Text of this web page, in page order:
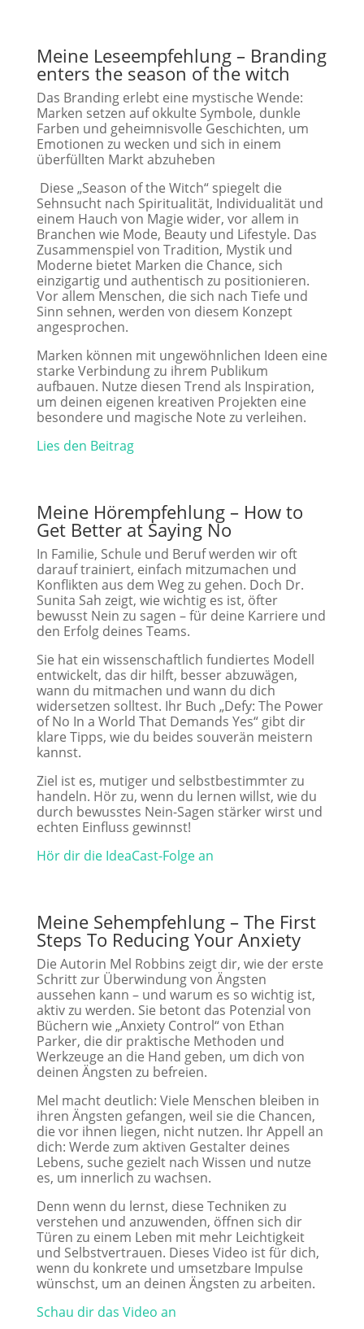
Meine Leseempfehlung – Branding
enters the season of the witch
Das Branding erlebt eine mystische Wende:
Marken setzen auf okkulte Symbole, dunkle
Farben und geheimnisvolle Geschichten, um
Emotionen zu wecken und sich in einem
überfüllten Markt abzuheben
Diese „Season of the Witch“ spiegelt die
Sehnsucht nach Spiritualität, Individualität und
einem Hauch von Magie wider, vor allem in
Branchen wie Mode, Beauty und Lifestyle. Das
Zusammenspiel von Tradition, Mystik und
Moderne bietet Marken die Chance, sich
einzigartig und authentisch zu positionieren.
Vor allem Menschen, die sich nach Tiefe und
Sinn sehnen, werden von diesem Konzept
angesprochen.
Marken können mit ungewöhnlichen Ideen eine
starke Verbindung zu ihrem Publikum
aufbauen. Nutze diesen Trend als Inspiration,
um deinen eigenen kreativen Projekten eine
besondere und magische Note zu verleihen.
Lies den Beitrag
Meine Hörempfehlung – How to
Get Better at Saying No
In Familie, Schule und Beruf werden wir oft
darauf trainiert, einfach mitzumachen und
Konflikten aus dem Weg zu gehen. Doch Dr.
Sunita Sah zeigt, wie wichtig es ist, öfter
bewusst Nein zu sagen – für deine Karriere und
den Erfolg deines Teams.
Sie hat ein wissenschaftlich fundiertes Modell
entwickelt, das dir hilft, besser abzuwägen,
wann du mitmachen und wann du dich
widersetzen solltest. Ihr Buch „Defy: The Power
of No In a World That Demands Yes“ gibt dir
klare Tipps, wie du beides souverän meistern
kannst.
Ziel ist es, mutiger und selbstbestimmter zu
handeln. Hör zu, wenn du lernen willst, wie du
durch bewusstes Nein-Sagen stärker wirst und
echten Einfluss gewinnst!
Hör dir die IdeaCast-Folge an
Meine Sehempfehlung – The First
Steps To Reducing Your Anxiety
Die Autorin Mel Robbins zeigt dir, wie der erste
Schritt zur Überwindung von Ängsten
aussehen kann – und warum es so wichtig ist,
aktiv zu werden. Sie betont das Potenzial von
Büchern wie „Anxiety Control“ von Ethan
Parker, die dir praktische Methoden und
Werkzeuge an die Hand geben, um dich von
deinen Ängsten zu befreien.
Mel macht deutlich: Viele Menschen bleiben in
ihren Ängsten gefangen, weil sie die Chancen,
die vor ihnen liegen, nicht nutzen. Ihr Appell an
dich: Werde zum aktiven Gestalter deines
Lebens, suche gezielt nach Wissen und nutze
es, um innerlich zu wachsen.
Denn wenn du lernst, diese Techniken zu
verstehen und anzuwenden, öffnen sich dir
Türen zu einem Leben mit mehr Leichtigkeit
und Selbstvertrauen. Dieses Video ist für dich,
wenn du konkrete und umsetzbare Impulse
wünschst, um an deinen Ängsten zu arbeiten.
Schau dir das Video an